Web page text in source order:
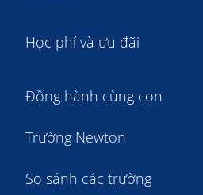
Học phí và ưu đãi
Đồng hành cùng con
Trường Newton
So sánh các trường